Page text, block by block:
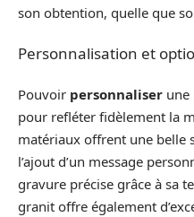
son obtention, quelle que
Personnalisation et
Pouvoir personnaliser une
pour refléter fidèlement la
matériaux offrent une belle
l’ajout d’un message
gravure précise grâce à sa
granit offre également